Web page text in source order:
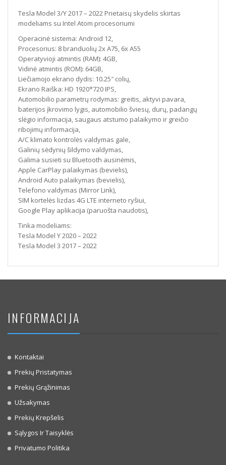
Tesla Model 3/Y 2017 – 2022 Prietaisų skydelis skirtas
modeliams su Intel Atom procesoriumi
Operacinė sistema: Android 12,
Procesorius: 8 branduolių 2x A75, 6x A55
Operatyvioji atmintis (RAM): 4GB,
Vidinė atmintis (ROM): 64GB,
Liečiamojo ekrano dydis: 10.25″ colių,
Ekrano Raiška: HD 1920*720 IPS,
Automobilio parametrų rodymas: greitis, aktyvi pavara,
baterijos įkrovimo lygis, automobilio šviesų, durų, padangų
slėgio informacija, saugaus atstumo palaikymo ir greičio
ribojimų informacija,
A/C klimato kontrolės valdymas gale,
Galinių sėdynių šildymo valdymas,
Galima susieti su Bluetooth ausinėmis,
Apple CarPlay palaikymas (bevielis),
Android Auto palaikymas (bevielis),
Telefono valdymas (Mirror Link),
SIM kortelės lizdas 4G LTE interneto ryšiui,
Google Play aplikacija (paruošta naudotis),
Tinka modeliams:
Tesla Model Y 2020 – 2022
Tesla Model 3 2017 – 2022
INFORMACIJA
Kontaktai
Prekių Pristatymas
Prekių Grąžinimas
Užsakymas
Prekių Krepšelis
Sąlygos Ir Taisyklės
Privatumo Politika